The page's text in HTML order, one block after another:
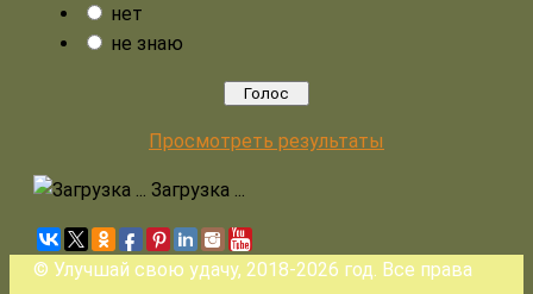
нет
не знаю
Просмотреть результаты
Загрузка ...
© Улучшай свою удачу, 2018-2026 год. Все права